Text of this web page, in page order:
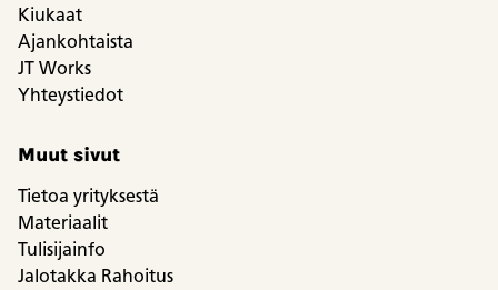
Kiukaat
Ajankohtaista
JT Works
Yhteystiedot
Muut sivut
Tietoa yrityksestä
Materiaalit
Tulisijainfo
Jalotakka Rahoitus